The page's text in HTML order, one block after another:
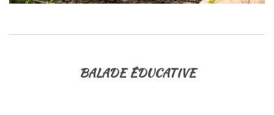
BALADE ÉDUCATIVE